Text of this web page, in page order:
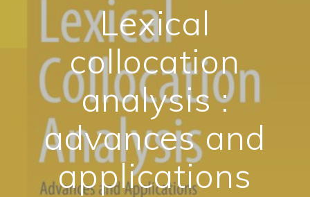
Lexical
collocation
analysis :
advances and
applications